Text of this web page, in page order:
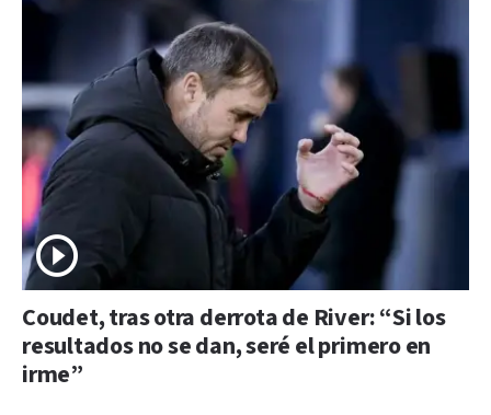
Coudet, tras otra derrota de River: “Si los
resultados no se dan, seré el primero en
irme”